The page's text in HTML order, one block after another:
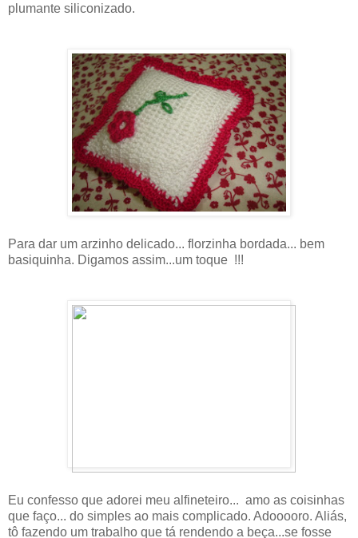
plumante siliconizado.
Para dar um arzinho delicado... florzinha bordada... bem
basiquinha. Digamos assim...um toque !!!
Eu confesso que adorei meu alfineteiro... amo as coisinhas
que faço... do simples ao mais complicado. Adooooro. Aliás,
tô fazendo um trabalho que tá rendendo a beça...se fosse